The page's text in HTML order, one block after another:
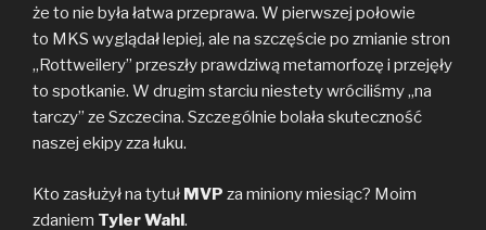
że to nie była łatwa przeprawa. W pierwszej połowie
to MKS wyglądał lepiej, ale na szczęście po zmianie stron
„Rottweilery” przeszły prawdziwą metamorfozę i przejęły
to spotkanie. W drugim starciu niestety wróciliśmy „na
tarczy” ze Szczecina. Szczególnie bolała skuteczność
naszej ekipy zza łuku.
Kto zasłużył na tytuł MVP za miniony miesiąc? Moim
zdaniem Tyler Wahl.